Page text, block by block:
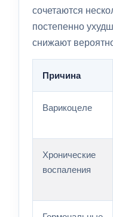
сочетаются
постепенно
снижают
Причина
Варикоцеле
Хронические
воспаления